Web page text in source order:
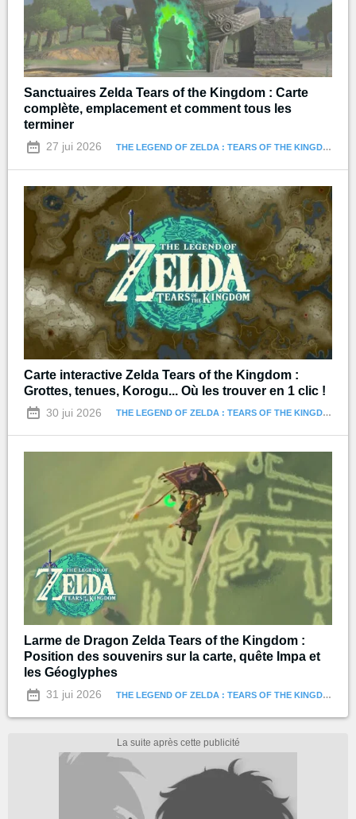
Sanctuaires Zelda Tears of the Kingdom : Carte
complète, emplacement et comment tous les
terminer
27 jui 2026 THE LEGEND OF ZELDA : TEARS OF THE KINGDOM
Carte interactive Zelda Tears of the Kingdom :
Grottes, tenues, Korogu... Où les trouver en 1 clic !
30 jui 2026 THE LEGEND OF ZELDA : TEARS OF THE KINGDOM
Larme de Dragon Zelda Tears of the Kingdom :
Position des souvenirs sur la carte, quête Impa et
les Géoglyphes
31 jui 2026 THE LEGEND OF ZELDA : TEARS OF THE KINGDOM